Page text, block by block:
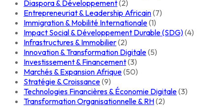
Diaspora & Développement(2)
Entrepreneuriat & Leadership Africain(7)
Immigration & Mobilité Internationale(1)
Impact Social & Développement Durable (SDG)(4)
Infrastructures & Immobilier(2)
Innovation & Transformation Digitale(5)
Investissement & Financement(3)
Marchés & Expansion Afrique(50)
Stratégie & Croissance(9)
Technologies Financières & Économie Digitale(3)
Transformation Organisationnelle & RH(2)